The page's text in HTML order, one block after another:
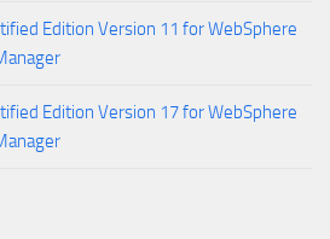
Edition Version 11 for WebSphere
Edition Version 17 for WebSphere